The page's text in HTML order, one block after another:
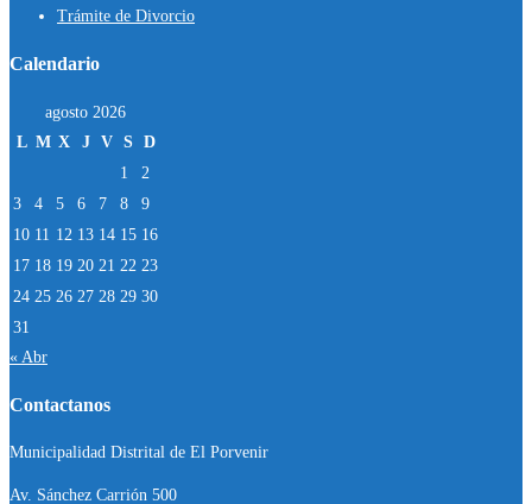
Trámite de Divorcio
Calendario
agosto 2026
L M X J V S D
1
2
3
4 5 6 7 8
9
10 11 12 13 14 15 16
17 18 19 20 21 22 23
24 25 26 27 28 29 30
31
« Abr
Contactanos
Municipalidad Distrital de El Porvenir
Av. Sánchez Carrión 500